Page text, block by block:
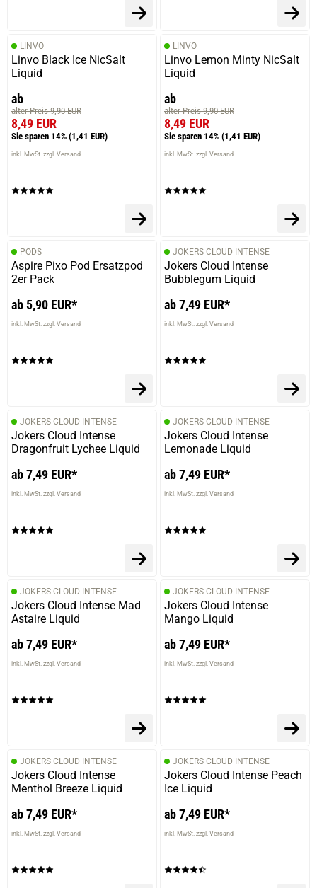
LINVO
Linvo Black Ice NicSalt
Liquid
ab
alter Preis 9,90 EUR
8,49 EUR
Sie sparen 14% (1,41 EUR)
inkl. MwSt. zzgl. Versand
LINVO
Linvo Lemon Minty NicSalt
Liquid
ab
alter Preis 9,90 EUR
8,49 EUR
Sie sparen 14% (1,41 EUR)
inkl. MwSt. zzgl. Versand
PODS
Aspire Pixo Pod Ersatzpod
2er Pack
ab 5,90 EUR*
inkl. MwSt. zzgl. Versand
JOKERS CLOUD INTENSE
Jokers Cloud Intense
Bubblegum Liquid
ab 7,49 EUR*
inkl. MwSt. zzgl. Versand
JOKERS CLOUD INTENSE
Jokers Cloud Intense
Dragonfruit Lychee Liquid
ab 7,49 EUR*
inkl. MwSt. zzgl. Versand
JOKERS CLOUD INTENSE
Jokers Cloud Intense
Lemonade Liquid
ab 7,49 EUR*
inkl. MwSt. zzgl. Versand
JOKERS CLOUD INTENSE
Jokers Cloud Intense Mad
Astaire Liquid
ab 7,49 EUR*
inkl. MwSt. zzgl. Versand
JOKERS CLOUD INTENSE
Jokers Cloud Intense
Mango Liquid
ab 7,49 EUR*
inkl. MwSt. zzgl. Versand
JOKERS CLOUD INTENSE
Jokers Cloud Intense
Menthol Breeze Liquid
ab 7,49 EUR*
inkl. MwSt. zzgl. Versand
JOKERS CLOUD INTENSE
Jokers Cloud Intense Peach
Ice Liquid
ab 7,49 EUR*
inkl. MwSt. zzgl. Versand